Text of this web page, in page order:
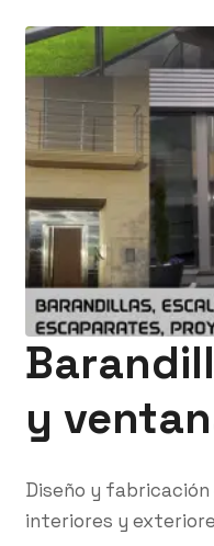
y
Diseño y
interiores y